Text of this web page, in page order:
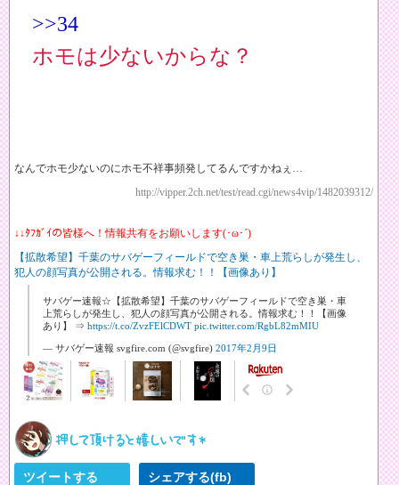
>>34
ホモは少ないからな？
なんでホモ少ないのにホモ不祥事頻発してるんですかねぇ…
http://vipper.2ch.net/test/read.cgi/news4vip/1482039312/
↓↓ﾀﾌｶﾞｲの皆様へ！情報共有をお願いします(･ω･´)
【拡散希望】千葉のサバゲーフィールドで空き巣・車上荒らしが発生し、
犯人の顔写真が公開される。情報求む！！【画像あり】
サバゲー速報☆【拡散希望】千葉のサバゲーフィールドで空き巣・車
上荒らしが発生し、犯人の顔写真が公開される。情報求む！！【画像
あり】 ⇒ https://t.co/ZvzFElCDWT pic.twitter.com/RgbL82mMIU
— サバゲー速報 svgfire.com (@svgfire) 2017年2月9日
ツイートする シェアする(fb)